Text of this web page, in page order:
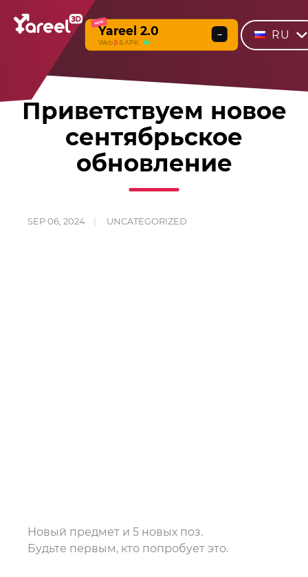
NEW
Yareel 2.0
Webβ & APK
→ RU
Приветствуем новое
сентябрьское
обновление
SEP 06, 2024 UNCATEGORIZED
Новый предмет и 5 новых поз.
Будьте первым, кто попробует это.